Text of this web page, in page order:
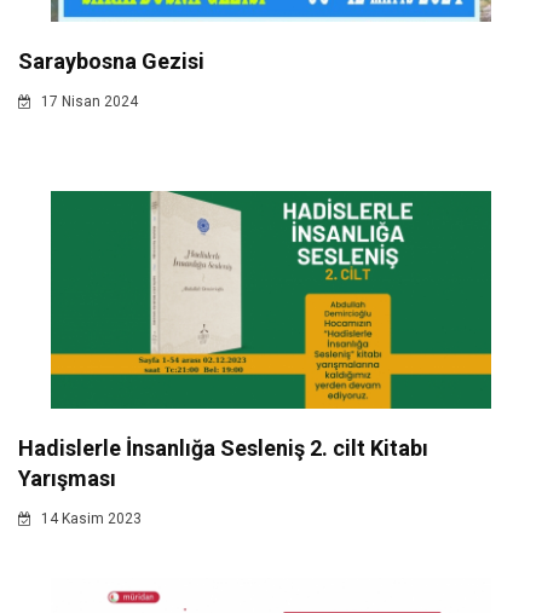
Saraybosna Gezisi
17 Nisan 2024
Hadislerle İnsanlığa Sesleniş 2. cilt Kitabı
Yarışması
14 Kasim 2023